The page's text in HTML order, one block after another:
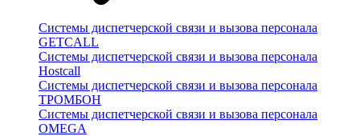
Системы диспетчерской связи и вызова персонала
GETCALL
Системы диспетчерской связи и вызова персонала
Hostcall
Системы диспетчерской связи и вызова персонала
ТРОМБОН
Системы диспетчерской связи и вызова персонала
OMEGA